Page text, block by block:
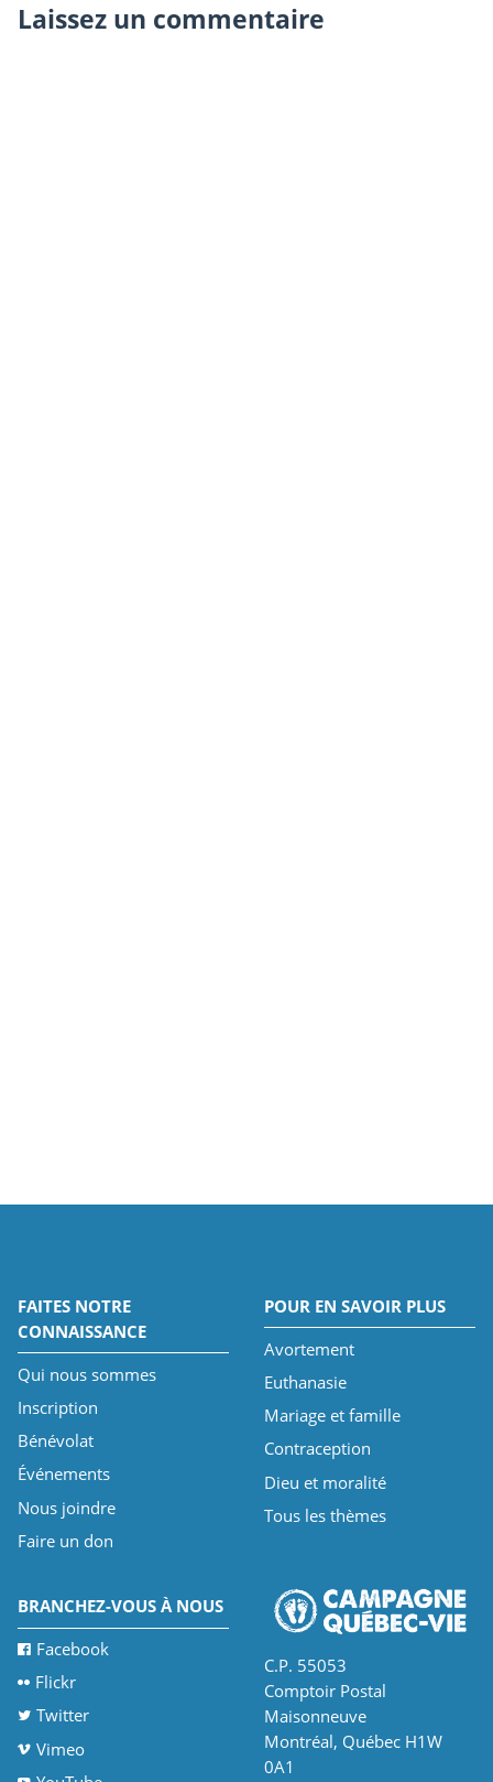
Laissez un commentaire
FAITES NOTRE
CONNAISSANCE
Qui nous sommes
Inscription
Bénévolat
Événements
Nous joindre
Faire un don
POUR EN SAVOIR PLUS
Avortement
Euthanasie
Mariage et famille
Contraception
Dieu et moralité
Tous les thèmes
BRANCHEZ-VOUS À NOUS
Facebook
Flickr
Twitter
Vimeo
C.P. 55053
Comptoir Postal
Maisonneuve
Montréal, Québec H1W
0A1